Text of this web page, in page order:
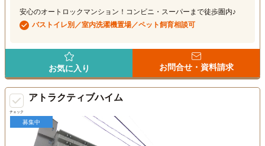
安心のオートロックマンション！コンビニ・スーパーまで徒歩圏内♪
バストイレ別／室内洗濯機置場／ペット飼育相談可
お気に入り お問合せ・資料請求
チェック
アトラクティブハイム
募集中